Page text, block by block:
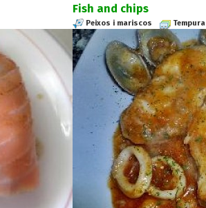
Fish and chips
Peixos i mariscos Tempura